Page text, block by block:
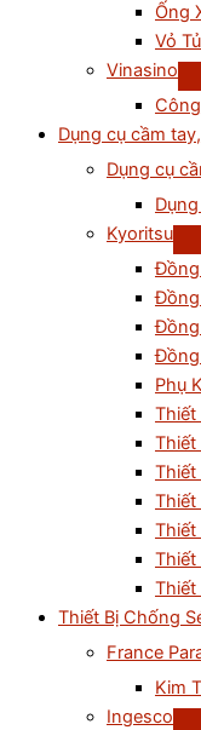
Ống
Vỏ
Vinasino
Dụng cụ cầm
Dụng cụ
Kyoritsu
Đồng
Đồng
Phụ
Thiết
Thiết
Thiết
Thiết
Thiết
Thiết
Thiết
Thiết Bị Chống
France
Kim
Ingesco